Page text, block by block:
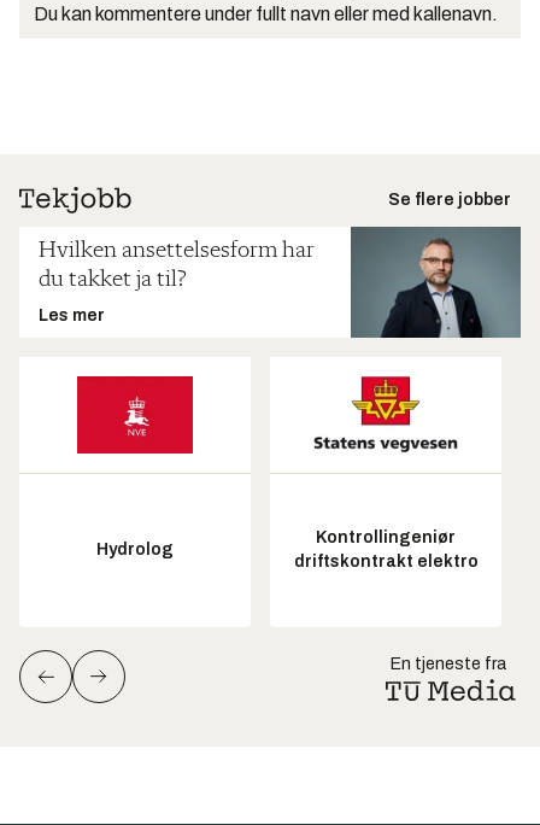
Du kan kommentere under fullt navn eller med kallenavn.
Se flere jobber
Hvilken ansettelsesform har
du takket ja til?
Les mer
Hydrolog
Kontrollingeniør
driftskontrakt elektro
En tjeneste fra